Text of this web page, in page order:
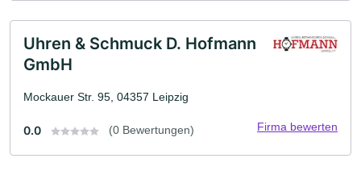
Uhren & Schmuck D. Hofmann
GmbH
Mockauer Str. 95, 04357 Leipzig
0.0 (0 Bewertungen) Firma bewerten